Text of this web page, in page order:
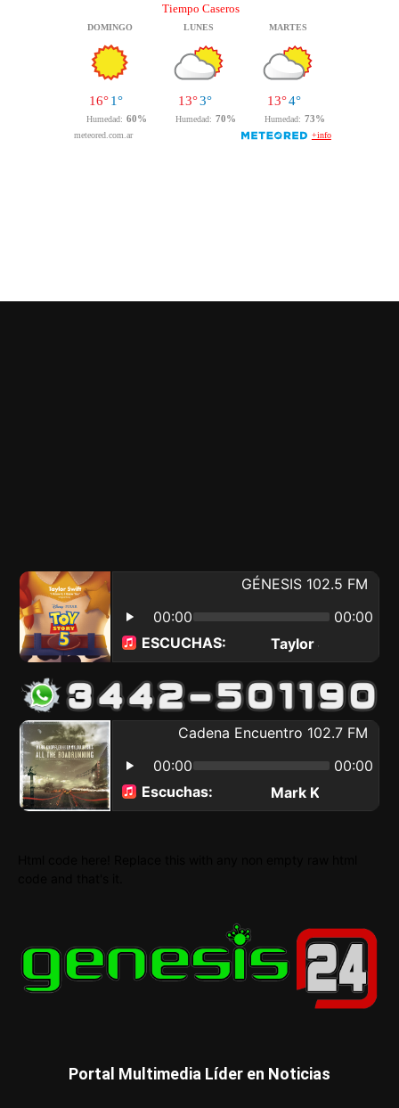
Portal Multimedia Líder en Noticias